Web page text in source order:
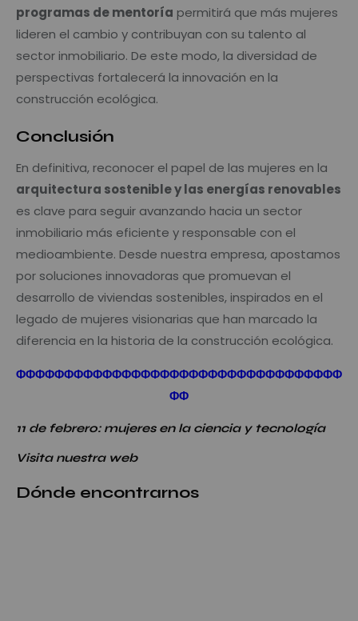
programas de mentoría permitirá que más mujeres
lideren el cambio y contribuyan con su talento al
sector inmobiliario. De este modo, la diversidad de
perspectivas fortalecerá la innovación en la
construcción ecológica.
Conclusión
En definitiva, reconocer el papel de las mujeres en la
arquitectura sostenible y las energías renovables
es clave para seguir avanzando hacia un sector
inmobiliario más eficiente y responsable con el
medioambiente. Desde nuestra empresa, apostamos
por soluciones innovadoras que promuevan el
desarrollo de viviendas sostenibles, inspirados en el
legado de mujeres visionarias que han marcado la
diferencia en la historia de la construcción ecológica.
ΦΦΦΦΦΦΦΦΦΦΦΦΦΦΦΦΦΦΦΦΦΦΦΦΦΦΦΦΦΦΦΦΦΦ
ΦΦ
11 de febrero: mujeres en la ciencia y tecnología
Visita nuestra web
Dónde encontrarnos